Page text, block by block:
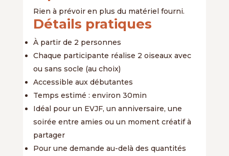
Rien à prévoir en plus du matériel fourni.
Détails pratiques
À partir de 2 personnes
Chaque participante réalise 2 oiseaux avec
ou sans socle (au choix)
Accessible aux débutantes
Temps estimé : environ 30min
Idéal pour un EVJF, un anniversaire, une
soirée entre amies ou un moment créatif à
partager
Pour une demande au-delà des quantités